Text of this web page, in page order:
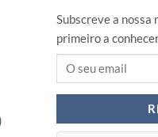
Subscreve a
primeiro a